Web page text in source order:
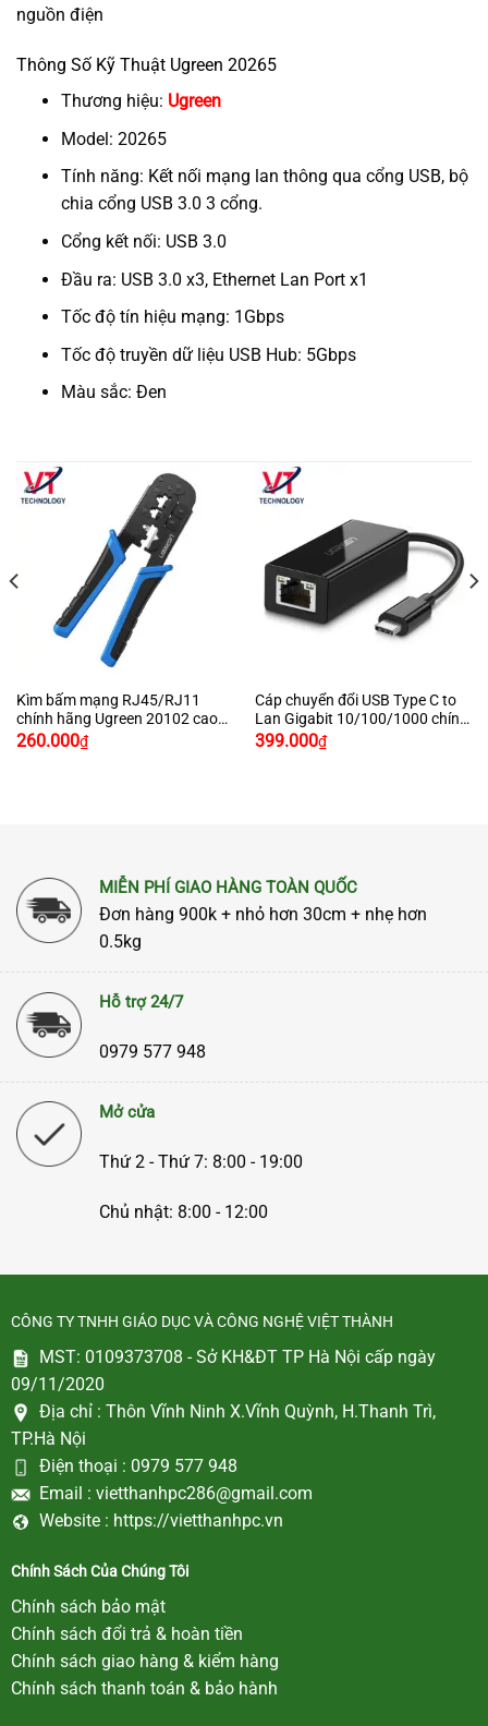
nguồn điện
Thông Số Kỹ Thuật Ugreen 20265
Thương hiệu: Ugreen
Model: 20265
Tính năng: Kết nối mạng lan thông qua cổng USB, bộ
chia cổng USB 3.0 3 cổng.
Cổng kết nối: USB 3.0
Đầu ra: USB 3.0 x3, Ethernet Lan Port x1
Tốc độ tín hiệu mạng: 1Gbps
Tốc độ truyền dữ liệu USB Hub: 5Gbps
Màu sắc: Đen
Kìm bấm mạng RJ45/RJ11
chính hãng Ugreen 20102 cao
cấp màu xanh đen
260.000₫
Cáp chuyển đổi USB Type C to
Lan Gigabit 10/100/1000 chính
hãng Ugreen 50307
399.000₫
MIỄN PHÍ GIAO HÀNG TOÀN QUỐC
Đơn hàng 900k + nhỏ hơn 30cm + nhẹ hơn
0.5kg
Hỗ trợ 24/7
0979 577 948
Mở cửa
Thứ 2 - Thứ 7: 8:00 - 19:00
Chủ nhật: 8:00 - 12:00
CÔNG TY TNHH GIÁO DỤC VÀ CÔNG NGHỆ VIỆT THÀNH
MST: 0109373708 - Sở KH&ĐT TP Hà Nội cấp ngày
09/11/2020
Địa chỉ : Thôn Vĩnh Ninh X.Vĩnh Quỳnh, H.Thanh Trì,
TP.Hà Nội
Điện thoại : 0979 577 948
Email : vietthanhpc286@gmail.com
Website : https://vietthanhpc.vn
Chính Sách Của Chúng Tôi
Chính sách bảo mật
Chính sách đổi trả & hoàn tiền
Chính sách giao hàng & kiểm hàng
Chính sách thanh toán & bảo hành